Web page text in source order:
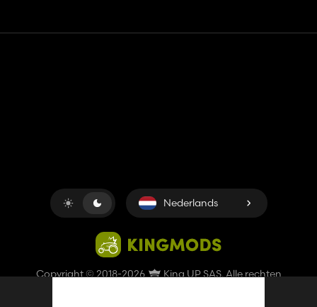
Copyright © 2018-2026 King UP SAS. Alle rechten
Nederlands